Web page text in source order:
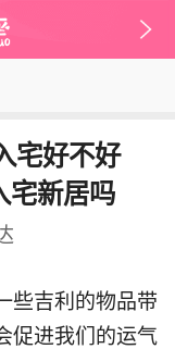
宅好不好
宅新居吗
些吉利的物品带
促进我们的运气